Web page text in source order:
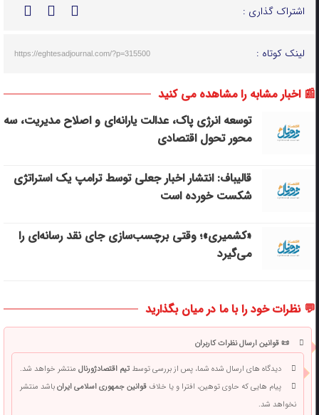
اشتراک گذاری :
لینک کوتاه : https://eghtesadjournal.com/?p=315500
📰 اخبار مشابه را مشاهده می کنید
توسعه انرژی پاک، عدالت یارانه‌ای و اصلاح مدیریت، سه
محور تحول اقتصادی
قالیباف: انتشار اخبار جعلی توسط ترامپ یک استراتژی
شکست خورده است
«کشمیری»؛ وقتی برچسب‌سازی جای نقد رسانه‌ای را
می‌گیرد
💬 نظرات خود را با ما در میان بگذارید
📜 قوانین ارسال نظرات کاربران
دیدگاه های ارسال شده شما، پس از بررسی توسطتیم اقتصادژورنالمنتشر خواهد شد.
پیام هایی که حاوی توهین، افترا و یا خلافقوانین جمهوری اسلامی ایرانباشد منتشر
نخواهد شد.